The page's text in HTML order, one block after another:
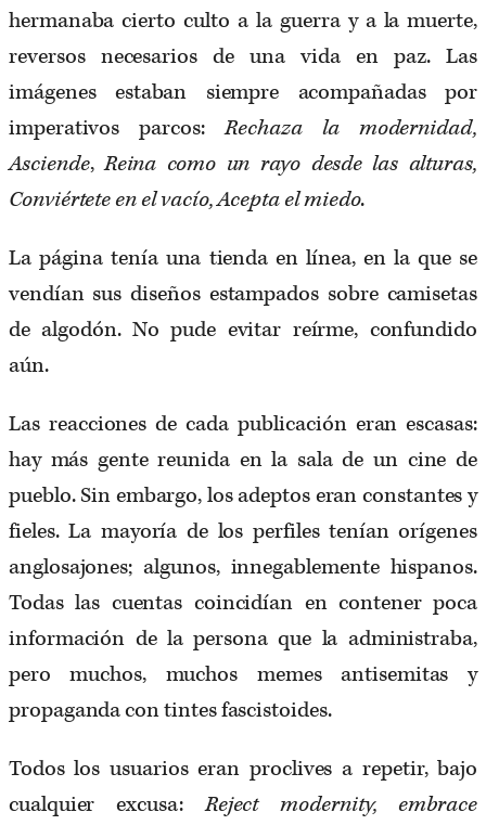
hermanaba cierto culto a la guerra y a la muerte,
reversos necesarios de una vida en paz. Las
imágenes estaban siempre acompañadas por
imperativos parcos:Rechaza la modernidad,
Asciende,Reina como un rayo desde las alturas,
Conviértete en el vacío, Acepta el miedo.
La página tenía una tienda en línea, en la que se
vendían sus diseños estampados sobre camisetas
de algodón. No pude evitar reírme, confundido
aún.
Las reacciones de cada publicación eran escasas:
hay más gente reunida en la sala de un cine de
pueblo. Sin embargo, los adeptos eran constantes y
fieles. La mayoría de los perfiles tenían orígenes
anglosajones; algunos, innegablemente hispanos.
Todas las cuentas coincidían en contener poca
información de la persona que la administraba,
pero muchos, muchos memes antisemitas y
propaganda con tintes fascistoides.
Todos los usuarios eran proclives a repetir, bajo
cualquier excusa:Reject modernity, embrace